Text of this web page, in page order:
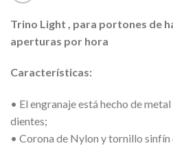
Trino Light , para portones de
aperturas por hora
Características:
• El engranaje está hecho de
dientes;
• Corona de Nylon y tornillo sinfín